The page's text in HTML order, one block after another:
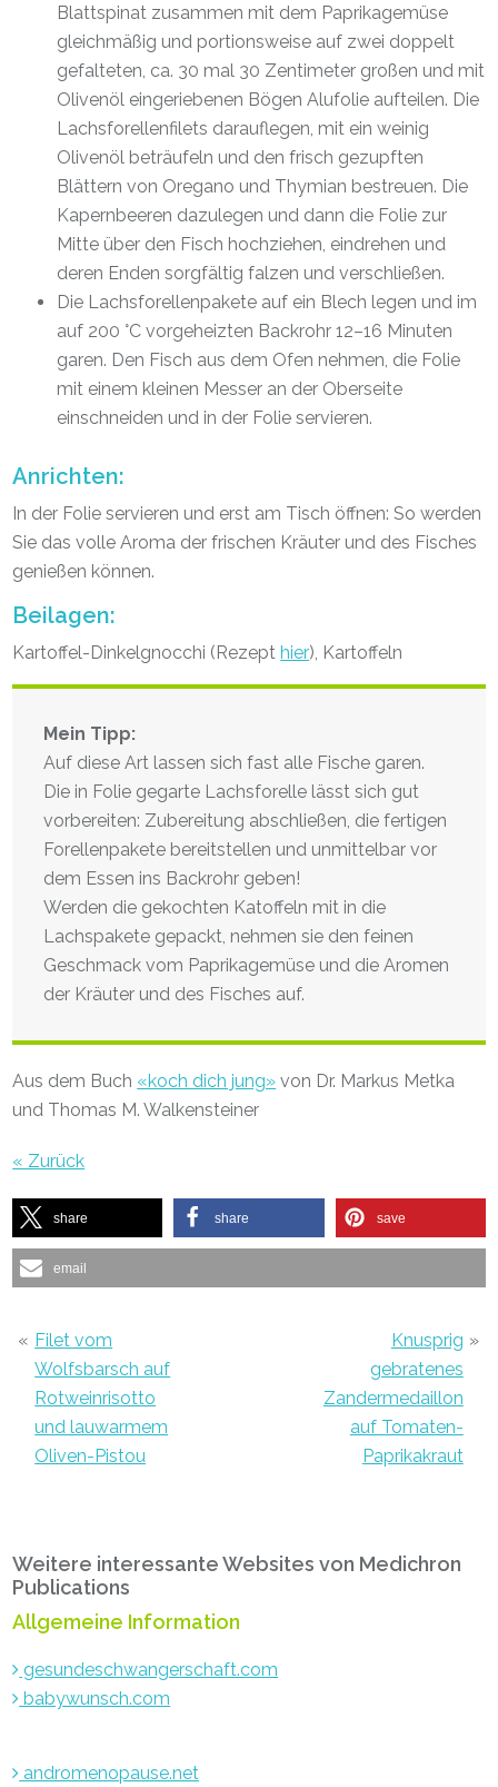
Blattspinat zusammen mit dem Paprikagemüse
gleichmäßig und portionsweise auf zwei doppelt
gefalteten, ca. 30 mal 30 Zentimeter großen und mit
Olivenöl eingeriebenen Bögen Alufolie aufteilen. Die
Lachsforellenfilets darauflegen, mit ein weinig
Olivenöl beträufeln und den frisch gezupften
Blättern von Oregano und Thymian bestreuen. Die
Kapernbeeren dazulegen und dann die Folie zur
Mitte über den Fisch hochziehen, eindrehen und
deren Enden sorgfältig falzen und verschließen.
Die Lachsforellenpakete auf ein Blech legen und im
auf 200 °C vorgeheizten Backrohr 12–16 Minuten
garen. Den Fisch aus dem Ofen nehmen, die Folie
mit einem kleinen Messer an der Oberseite
einschneiden und in der Folie servieren.
Anrichten:
In der Folie servieren und erst am Tisch öffnen: So werden
Sie das volle Aroma der frischen Kräuter und des Fisches
genießen können.
Beilagen:
Kartoffel-Dinkelgnocchi (Rezepthier), Kartoffeln
Mein Tipp:
Auf diese Art lassen sich fast alle Fische garen.
Die in Folie gegarte Lachsforelle lässt sich gut
vorbereiten: Zubereitung abschließen, die fertigen
Forellenpakete bereitstellen und unmittelbar vor
dem Essen ins Backrohr geben!
Werden die gekochten Katoffeln mit in die
Lachspakete gepackt, nehmen sie den feinen
Geschmack vom Paprikagemüse und die Aromen
der Kräuter und des Fisches auf.
Aus dem Buch «koch dich jung» von Dr. Markus Metka
und Thomas M. Walkensteiner
« Zurück
share share save
email
« Filet vom
Wolfsbarsch auf
Rotweinrisotto
und lauwarmem
Oliven-Pistou
Knusprig
gebratenes
Zandermedaillon
auf Tomaten-
Paprikakraut
»
Sidebar
Weitere interessante Websites von Medichron
Publications
Allgemeine Information
gesundeschwangerschaft.com
babywunsch.com
andromenopause.net